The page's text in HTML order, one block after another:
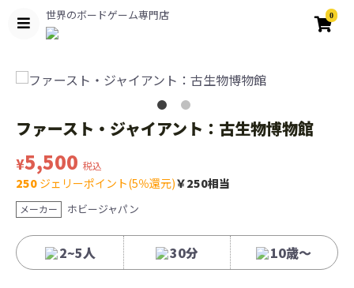
世界のボードゲーム専門店 0
ファースト・ジャイアント：古生物博物館
¥5,500 税込
250 ジェリーポイント(5％還元)￥250相当
メーカー ホビージャパン
2~5人 30分 10歳〜